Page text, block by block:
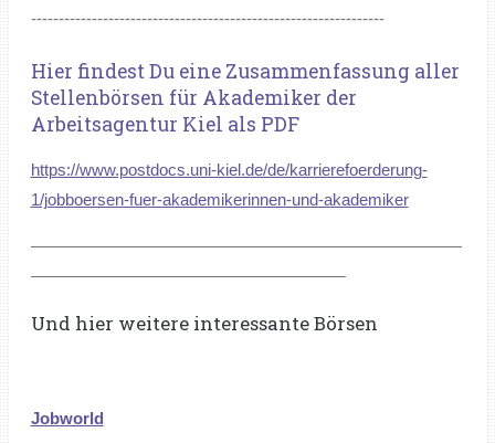
----------------------------------------------------------------
Hier findest Du eine Zusammenfassung aller
Stellenbörsen für Akademiker der
Arbeitsagentur Kiel als PDF
https://www.postdocs.uni-kiel.de/de/karrierefoerderung-
1/jobboersen-fuer-akademikerinnen-und-akademiker
——————————————————————————
———————————————————
Und hier weitere interessante Börsen
Jobworld